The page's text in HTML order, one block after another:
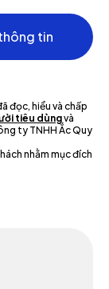
tin
đọc, hiểu và chấp
tiêu dùngvà
ty TNHH Ắc Quy
nhằm mục đích